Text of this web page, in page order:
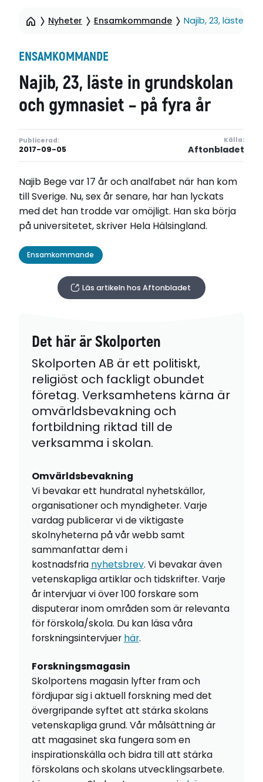
Nyheter Ensamkommande Najib, 23, läste in
ENSAMKOMMANDE
Najib, 23, läste in grundskolan
och gymnasiet – på fyra år
Publicerad:
2017-09-05
Källa:
Aftonbladet
Najib Bege var 17 år och analfabet när han kom
till Sverige. Nu, sex år senare, har han lyckats
med det han trodde var omöjligt. Han ska börja
på universitetet, skriver Hela Hälsingland.
Ensamkommande
Läs artikeln hos Aftonbladet
Det här är Skolporten
Skolporten AB är ett politiskt,
religiöst och fackligt obundet
företag. Verksamhetens kärna är
omvärldsbevakning och
fortbildning riktad till de
verksamma i skolan.
Omvärldsbevakning
Vi bevakar ett hundratal nyhetskällor,
organisationer och myndigheter. Varje
vardag publicerar vi de viktigaste
skolnyheterna på vår webb samt
sammanfattar dem i
kostnadsfria nyhetsbrev. Vi bevakar även
vetenskapliga artiklar och tidskrifter. Varje
år intervjuar vi över 100 forskare som
disputerar inom områden som är relevanta
för förskola/skola. Du kan läsa våra
forskningsintervjuer här.
Forskningsmagasin
Skolportens magasin lyfter fram och
fördjupar sig i aktuell forskning med det
övergripande syftet att stärka skolans
vetenskapliga grund. Vår målsättning är
att magasinet ska fungera som en
inspirationskälla och bidra till att stärka
förskolans och skolans utvecklingsarbete.